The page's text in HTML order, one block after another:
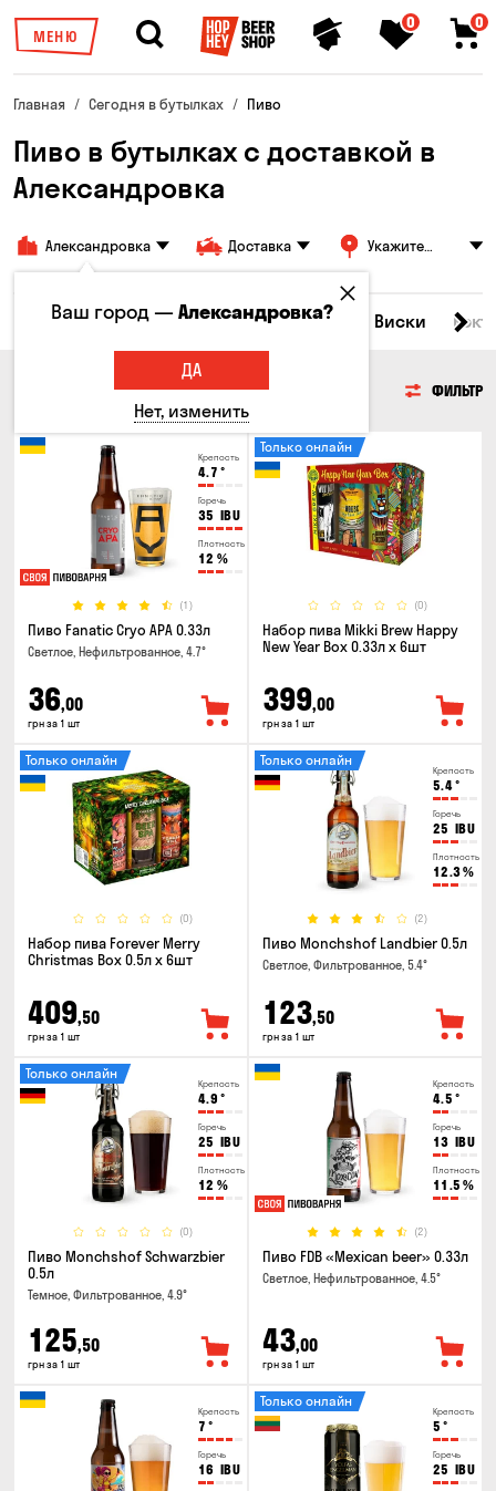
МЕНЮ
0 0
Главная Сегодня в бутылках Пиво
Пиво в бутылках с доставкой в
Александровка
Александровка Доставка
Укажите
Все товары Пиво Сидр Вино Виски
ФИЛЬТР
Крепость
4.7 °
Горечь
35 IBU
Плотность
12 %
(1)
Пиво Fanatic Cryo APA 0.33л
Светлое, Нефильтрованное, 4.7°
36,00
грн за 1 шт
(0)
Только онлайн
Набор пива Mikki Brew Happy
New Year Box 0.33л x 6шт
399,00
грн за 1 шт
(0)
Только онлайн
Набор пива Forever Merry
Christmas Box 0.5л x 6шт
409,50
грн за 1 шт
Крепость
5.4°
Горечь
25 IBU
Плотность
12.3%
(2)
Только онлайн
Пиво Monchshof Landbier 0.5л
Светлое, Фильтрованное, 5.4°
123,50
грн за 1 шт
Крепость
4.9 °
Горечь
25 IBU
Плотность
12 %
(0)
Только онлайн
Пиво Monchshof Schwarzbier
0.5л
Темное, Фильтрованное, 4.9°
125,50
грн за 1 шт
Крепость
4.5 °
Горечь
13 IBU
Плотность
11.5 %
(2)
Пиво FDB «Mexican beer» 0.33л
Светлое, Нефильтрованное, 4.5°
43,00
грн за 1 шт
Крепость
7 °
Горечь
16 IBU
Крепость
5 °
Горечь
25 IBU
Только онлайн
Ваш город —Александровка?
ДА
Нет, изменить